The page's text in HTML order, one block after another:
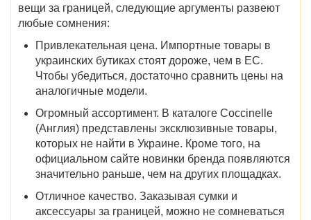
вещи за границей, следующие аргументы развеют
любые сомнения:
Привлекательная цена. Импортные товары в
украинских бутиках стоят дороже, чем в ЕС.
Чтобы убедиться, достаточно сравнить цены на
аналогичные модели.
Огромный ассортимент. В каталоге Coccinelle
(Англия) представлены эксклюзивные товары,
которых не найти в Украине. Кроме того, на
официальном сайте новинки бренда появляются
значительно раньше, чем на других площадках.
Отличное качество. Заказывая сумки и
аксессуары за границей, можно не сомневаться